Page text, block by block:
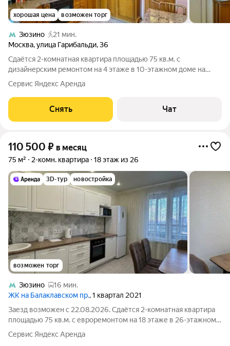
хорошая цена возможен торг
Зюзино
21 мин.
Москва,улица Гарибальди,36
Сдаётся 2-комнатная квартира площадью 75 кв.м. с
дизайнерским ремонтом на 4 этаже в 10-этажном доме на
срок от 11 месяцев. Из техники есть: Телевизор Духовой шкаф
Стиральная машина Холодильник Посудомоечная машина
Микроволновка Дом - кирпичный,
Сервис Яндекс Аренда
Снять Чат
110 500 ₽ в месяц
75 м² 2-комн. квартира 18 этаж из 26
3D-тур новостройка
возможен торг
Зюзино
16 мин.
ЖК на Балаклавском пр., 1 квартал 2021
Заезд возможен с 22.08.2026. Сдаётся 2-комнатная квартира
площадью 75 кв.м. с евроремонтом на 18 этаже в 26-этажном
доме на срок от 11 месяцев. Из техники есть: Телевизор
Духовой шкаф Стиральная машина Холодильник
Сервис Яндекс Аренда